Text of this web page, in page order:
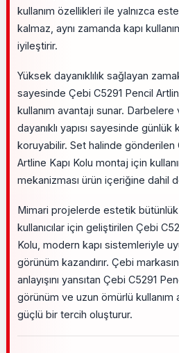
kullanım özellikleri ile yalnızca
kalmaz, aynı zamanda kapı
iyileştirir.
Yüksek dayanıklılık sağlayan
sayesinde Çebi C5291 Pencil
kullanım avantajı sunar. Darbelere
dayanıklı yapısı sayesinde günlük
koruyabilir. Set halinde gönderilen
Artline Kapı Kolu montaj için
mekanizması ürün içeriğine dahil
Mimari projelerde estetik
kullanıcılar için geliştirilen Çebi
Kolu, modern kapı sistemleriyle
görünüm kazandırır. Çebi
anlayışını yansıtan Çebi C5291
görünüm ve uzun ömürlü kullanım
güçlü bir tercih oluşturur.